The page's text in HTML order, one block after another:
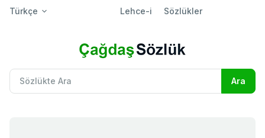
Türkçe Lehce-i Sözlükler